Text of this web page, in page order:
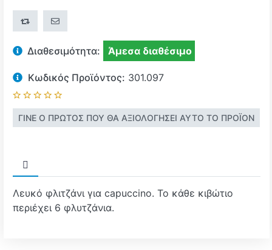
+ΣΎΓΚΡΙΣΗΣΤΕΊΛΤΕ ΤΟ ΣΕ ΈΝΑ ΦΊΛΟ
Διαθεσιμότητα: Άμεσα διαθέσιμο
Κωδικός Προϊόντος: 301.097
ΓΊΝΕ Ο ΠΡΏΤΟΣ ΠΟΥ ΘΑ ΑΞΙΟΛΌΓΗΣΕΙ ΑΥΤΌ ΤΟ ΠΡΟΪΌΝ
Λευκό φλιτζάνι για capuccino. Το κάθε κιβώτιο
περιέχει 6 φλυτζάνια.